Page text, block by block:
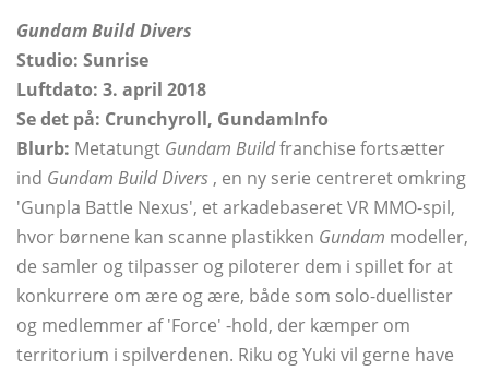
Gundam Build Divers
Studio: Sunrise
Luftdato: 3. april 2018
Se det på: Crunchyroll, GundamInfo
Blurb: Metatungt Gundam Buildfranchise fortsætter
ind Gundam Build Divers , en ny serie centreret omkring
'Gunpla Battle Nexus', et arkadebaseret VR MMO-spil,
hvor børnene kan scanne plastikken Gundam modeller,
de samler og tilpasser og piloterer dem i spillet for at
konkurrere om ære og ære, både som solo-duellister
og medlemmer af 'Force' -hold, der kæmper om
territorium i spilverdenen. Riku og Yuki vil gerne have